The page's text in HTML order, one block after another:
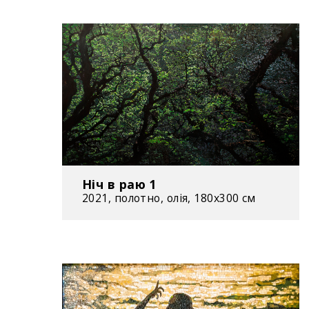
Ніч в раю 1
2021, полотно, олія, 180x300 см